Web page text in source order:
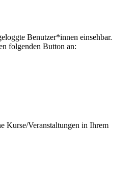
Benutzer*innen einsehbar.
folgenden Button an:
Kurse/Veranstaltungen in Ihrem